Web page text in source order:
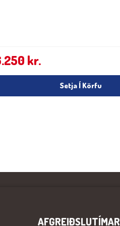
kr.
Setja Í Körfu
AFGREIÐSLUTÍMAR